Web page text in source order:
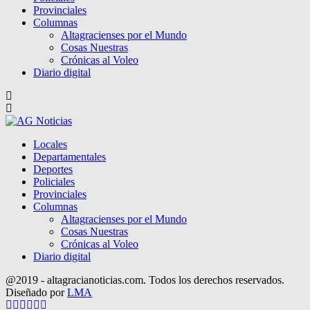
Provinciales
Columnas
Altagracienses por el Mundo
Cosas Nuestras
Crónicas al Voleo
Diario digital
Locales
Departamentales
Deportes
Policiales
Provinciales
Columnas
Altagracienses por el Mundo
Cosas Nuestras
Crónicas al Voleo
Diario digital
@2019 - altagracianoticias.com. Todos los derechos reservados.
Diseñado porLMA
Facebook
Twitter
Instagram
Pinterest
Google